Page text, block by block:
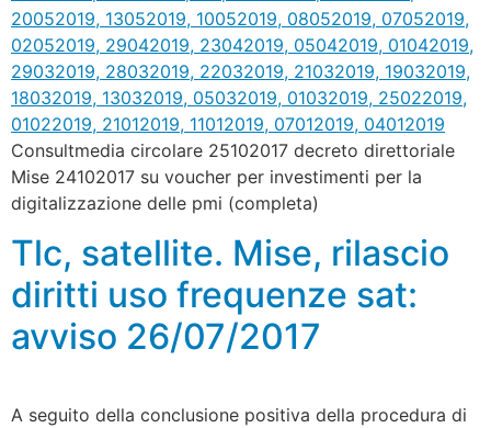
Consultmedia circolare 25102017 decreto direttoriale
Mise 24102017 su voucher per investimenti per la
digitalizzazione delle pmi (completa)
Tlc, satellite. Mise, rilascio
diritti uso frequenze sat:
avviso 26/07/2017
A seguito della conclusione positiva della procedura di